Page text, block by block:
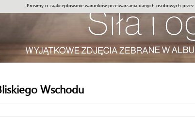
Prosimy o zaakceptowanie warunków przetwarzania danych osobowych
Wschodu